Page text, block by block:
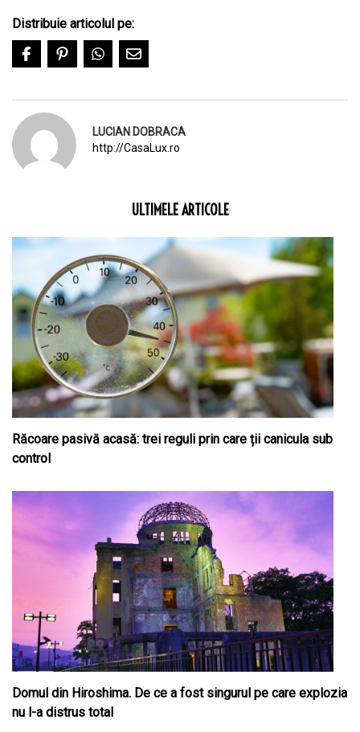
Distribuie articolul pe:
LUCIAN DOBRACA
http://CasaLux.ro
ULTIMELE ARTICOLE
Răcoare pasivă acasă: trei reguli prin care ții canicula sub
control
Domul din Hiroshima. De ce a fost singurul pe care explozia
nu l-a distrus total